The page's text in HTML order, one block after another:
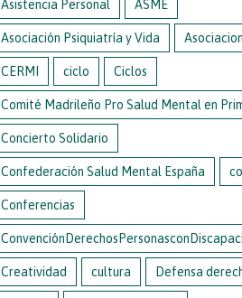
Asistencia Personal ASME
Asociación Psiquiatría y Vida
CERMI ciclo Ciclos
Comité Madrileño Pro Salud Mental en
Concierto Solidario
Confederación Salud Mental España
Conferencias
Creatividad cultura Defensa